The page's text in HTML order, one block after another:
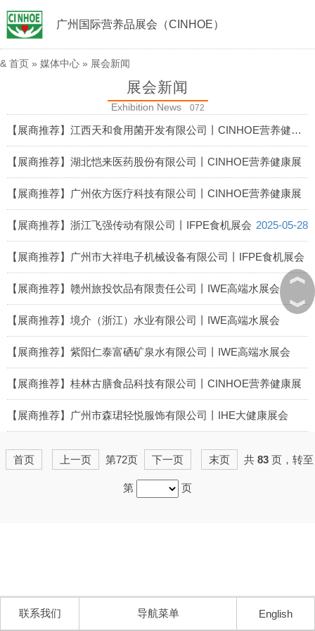
广州国际营养品展会（CINHOE）
& 首页 » 媒体中心 » 展会新闻
展会新闻
Exhibition News 072
【展商推荐】江西天和食用菌开发有限公司丨CINHOE营养健康展
2025-05-29
【展商推荐】湖北恺来医药股份有限公司丨CINHOE营养健康展
2025-05-29
【展商推荐】广州依方医疗科技有限公司丨CINHOE营养健康展
2025-05-29
【展商推荐】浙江飞强传动有限公司丨IFPE食机展会 2025-05-28
【展商推荐】广州市大祥电子机械设备有限公司丨IFPE食机展会
2025-05-28
【展商推荐】赣州旅投饮品有限责任公司丨IWE高端水展会
2025-05-27
【展商推荐】境介（浙江）水业有限公司丨IWE高端水展会
2025-05-27
【展商推荐】紫阳仁泰富硒矿泉水有限公司丨IWE高端水展会
2025-05-27
【展商推荐】桂林古膳食品科技有限公司丨CINHOE营养健康展
2025-05-26
【展商推荐】广州市森珺轻悦服饰有限公司丨IHE大健康展会
首页
上一页 第72页 下一页 末页 共 83页，转至
第 页
︽
︾
联系我们 导航菜单 English